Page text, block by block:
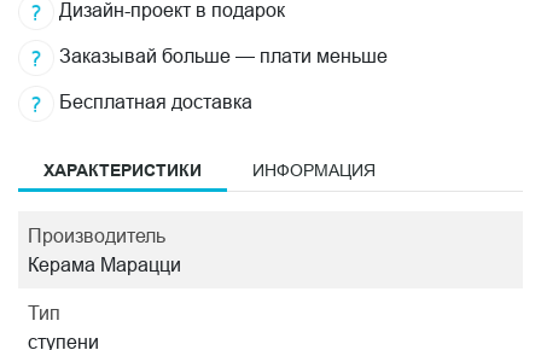
Дизайн-проект в подарок
Заказывай больше — плати меньше
Бесплатная доставка
ХАРАКТЕРИСТИКИ ИНФОРМАЦИЯ
Производитель
Керама Марацци
Тип
ступени